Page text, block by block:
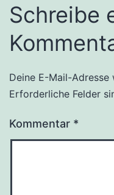
Schreibe
Deine E-Mail-
Erforderliche Felder
Kommentar *